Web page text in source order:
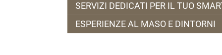
L'agriturismo è aperto tutto l'anno.
L'Osteria, per la quale consigliamo la
SERVIZI DEDICATI PER IL TUO
• Wi-fi illimitato con fibra all’interno
ESPERIENZE AL MASO E DINTORNI